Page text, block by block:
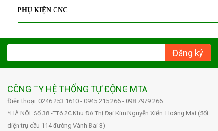
PHỤ KIỆN CNC
Đăng ký
CÔNG TY HỆ THỐNG TỰ ĐỘNG MTA
Điện thoại: 0246 253 1610 - 0945 215 266 - 098 7979 266
*HÀ NỘI: Số 38 -TT6.2C Khu Đô Thị Đại Kim Nguyễn Xiển, Hoàng Mai (đối
diện trụ cầu 114 đường Vành Đai 3)